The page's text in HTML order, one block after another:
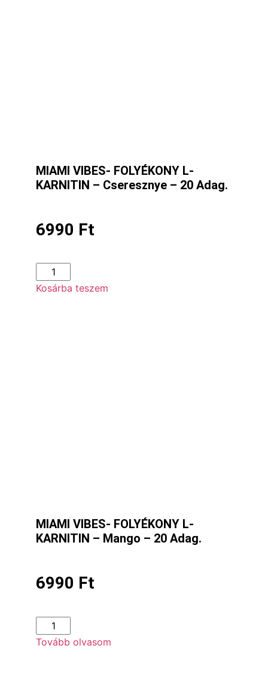
MIAMI VIBES- FOLYÉKONY L-
KARNITIN – Cseresznye – 20 Adag.
6990 Ft
Kosárba teszem
MIAMI VIBES- FOLYÉKONY L-
KARNITIN – Mango – 20 Adag.
6990 Ft
Tovább olvasom